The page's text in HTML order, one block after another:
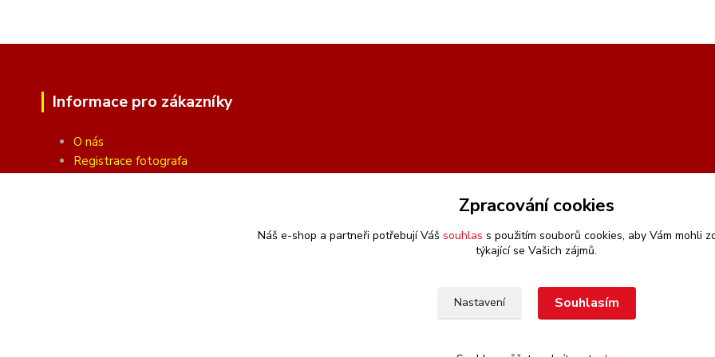
Informace pro zákazníky
O nás
Registrace fotografa
Zpracování cookies
Náš e-shop a partneři potřebují Váš souhlas s použitím souborů cookies, aby Vám mohli
týkající se Vašich zájmů.
Nastavení Souhlasím